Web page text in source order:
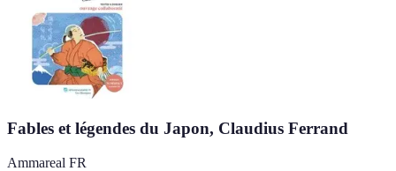
Fables et légendes du Japon, Claudius Ferrand
Ammareal FR